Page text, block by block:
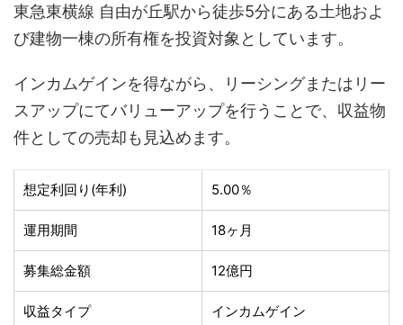
東急東横線 自由が丘駅から徒歩5分にある土地およ
び建物一棟の所有権を投資対象としています。
インカムゲインを得ながら、リーシングまたはリー
スアップにてバリューアップを行うことで、収益物
件としての売却も見込めます。
想定利回り(年利) 5.00％
運用期間 18ヶ月
募集総金額 12億円
収益タイプ インカムゲイン